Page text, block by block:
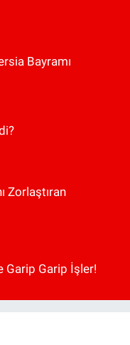
Bayramı
Zorlaştıran
Garip Garip İşler!